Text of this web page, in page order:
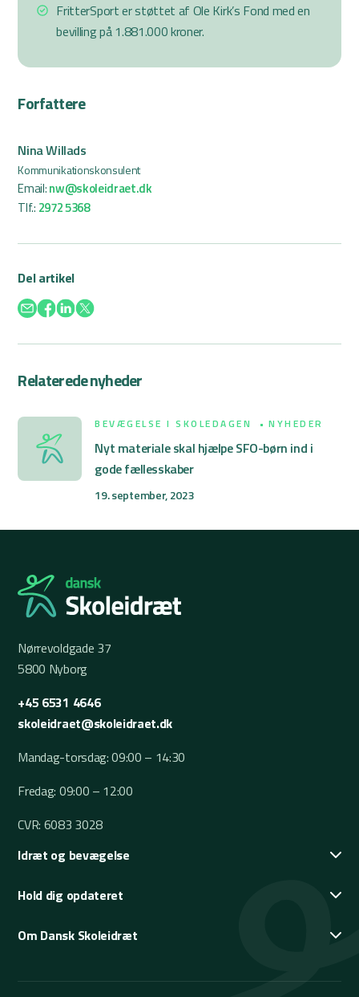
FritterSport er støttet af Ole Kirk’s Fond med en
bevilling på 1.881.000 kroner.
Forfattere
Nina Willads
Kommunikationskonsulent
Email:nw@skoleidraet.dk
Tlf.: 2972 5368
Del artikel
Relaterede nyheder
BEVÆGELSE I SKOLEDAGEN NYHEDER
Nyt materiale skal hjælpe SFO-børn ind i
gode fællesskaber
19. september, 2023
Nørrevoldgade 37
5800 Nyborg
+45 6531 4646
skoleidraet@skoleidraet.dk
Mandag-torsdag: 09:00 – 14:30
Fredag: 09:00 – 12:00
CVR: 6083 3028
Idræt og bevægelse
Hold dig opdateret
Om Dansk Skoleidræt